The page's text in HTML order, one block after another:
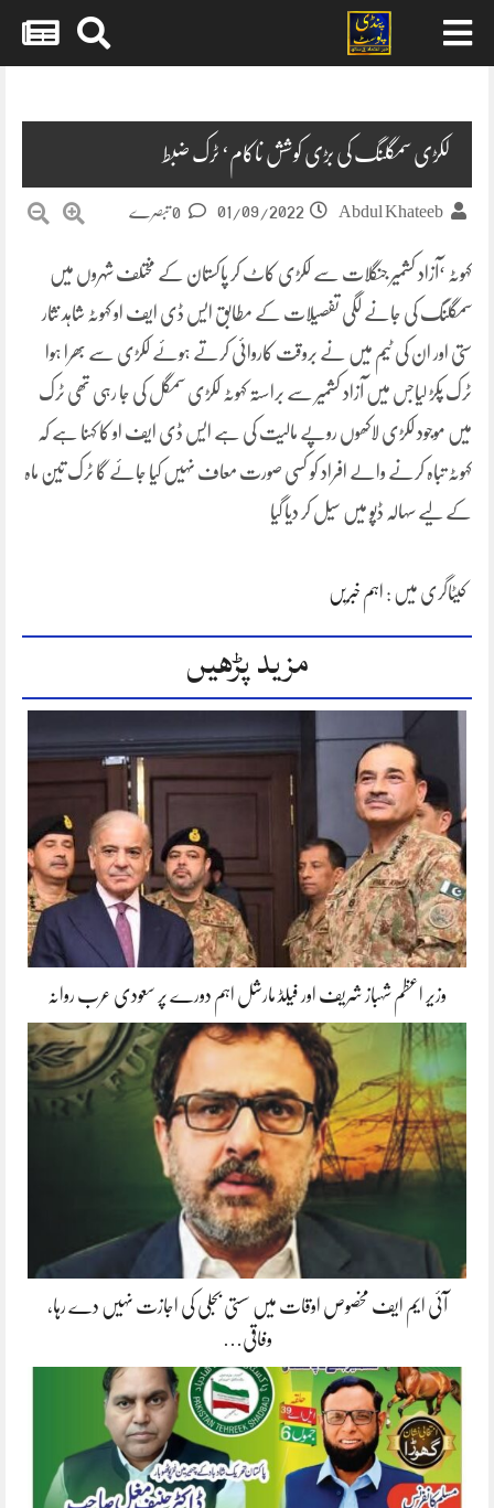
لکڑی سمگلنگ کی بڑی کوشش ناکام‘ ٹرک ضبط
Abdul Khateeb
01/09/2022
کہوٹہ ‘آزاد کشمیر جنگلات سے لکڑی کاٹ کر پاکستان کے مختلف شہروں میں
سمگلنگ کی جانے لگی تفصیلات کے مطابق ایس ڈی ایف او کہوٹہ شاہد نثار
ستی اور ان کی ٹیم میں نے بروقت کاروائی کرتے ہوئے لکڑی سے بھرا ہوا
ٹرک پکڑ لیاجس میں آزاد کشمیر سے براستہ کہوٹہ لکڑی سمگل کی جا رہی تھی ٹرک
میں موجود لکڑی لاکھوں روپے مالیت کی ہے ایس ڈی ایف او کا کہنا ہے کہ
کہوٹہ تباہ کرنے والے افراد کو کسی صورت معاف نہیں کیا جائے گا ٹرک تین ماہ
کے لیے سہالہ ڈپو میں سیل کر دیا گیا
کیٹاگری میں : اہم خبریں
مزید پڑھیں
وزیر اعظم شہباز شریف اور فیلڈ مارشل اہم دورے پر سعودی عرب روانہ
آئی ایم ایف مخصوص اوقات میں سستی بجلی کی اجازت نہیں دے رہا،
وفاقی…